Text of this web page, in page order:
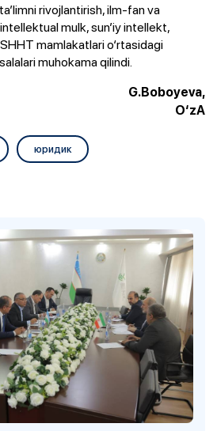
rivojlantirish, ilm-fan va
mulk, sun’iy intellekt,
mamlakatlari o‘rtasidagi
muhokama qilindi.
G.Boboyeva,
O‘zA
юридик